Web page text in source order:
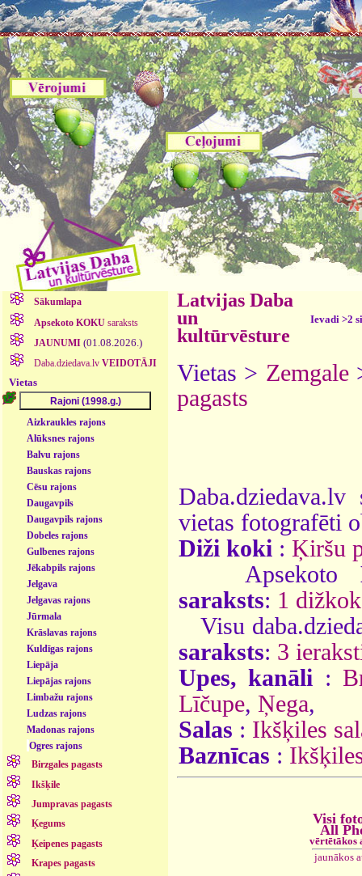
Sākumlapa
Apsekoto KOKUsaraksts
JAUNUMI (01.08.2026.)
Daba.dziedava.lv VEIDOTĀJI
Vietas
Aizkraukles rajons
Alūksnes rajons
Balvu rajons
Bauskas rajons
Cēsu rajons
Daugavpils
Daugavpils rajons
Dobeles rajons
Gulbenes rajons
Jēkabpils rajons
Jelgava
Jelgavas rajons
Jūrmala
Krāslavas rajons
Kuldīgas rajons
Liepāja
Liepājas rajons
Limbažu rajons
Ludzas rajons
Madonas rajons
Ogres rajons
Birzgales pagasts
Ikšķile
Jumpravas pagasts
Ķegums
Ķeipenes pagasts
Krapes pagasts
Latvijas Daba
un
kultūrvēsture
Ievadi >2
Vietas > Zemgale
pagasts
vietas fotografēti
Diži koki : Ķiršu
Apsekoto
saraksts: 1
Visu
saraksts: 3
Upes, kanāli :
Līčupe, Ņega,
Salas : Ikšķiles
Baznīcas :
Visi
All
vērtētākos
jaunākos